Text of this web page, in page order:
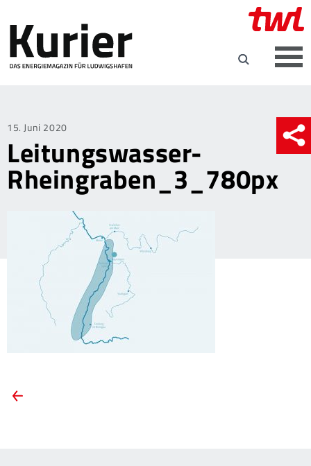
Posted
on
15. Juni 2020
Leitungswasser-
Rheingraben_3_780px
ARTIKEL-